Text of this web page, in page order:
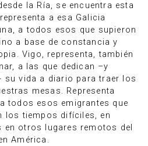
la Ría, se encuentra esta
a esa Galicia
a todos esos que supieron
a base de constancia y
Vigo, representa, también
a las que dedican –y
su vida a diario para traer los
mesas. Representa
todos esos emigrantes que
los tiempos difíciles, en
en otros lugares remotos del
América.